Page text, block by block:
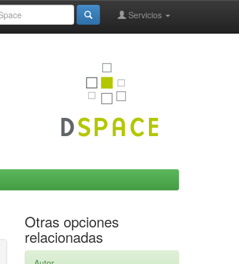
Servicios
Otras opciones
relacionadas